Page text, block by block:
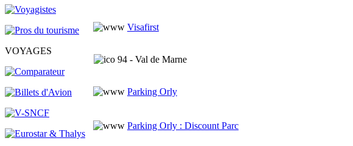
VOYAGES
Visafirst
94 - Val de Marne
Parking Orly
Parking Orly : Discount Parc